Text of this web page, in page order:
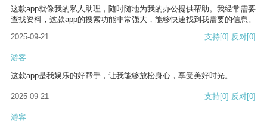
这款app就像我的私人助理，随时随地为我的办公提供帮助。我经常需要
查找资料，这款app的搜索功能非常强大，能够快速找到我需要的信息。
2025-09-21
支持[0] 反对[0]
游客
这款app是我娱乐的好帮手，让我能够放松身心，享受美好时光。
2025-09-21 支持[0] 反对[0]
游客